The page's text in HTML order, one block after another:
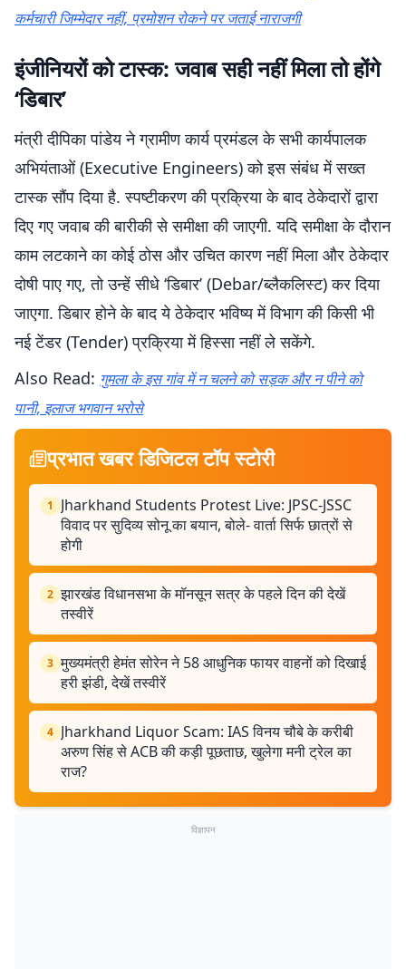
कर्मचारी जिम्मेदार नहीं, प्रमोशन रोकने पर जताई नाराजगी
इंजीनियरों को टास्क: जवाब सही नहीं मिला तो होंगे
‘डिबार’
मंत्री दीपिका पांडेय ने ग्रामीण कार्य प्रमंडल के सभी कार्यपालक
अभियंताओं (Executive Engineers) को इस संबंध में सख्त
टास्क सौंप दिया है. स्पष्टीकरण की प्रक्रिया के बाद ठेकेदारों द्वारा
दिए गए जवाब की बारीकी से समीक्षा की जाएगी. यदि समीक्षा के दौरान
काम लटकाने का कोई ठोस और उचित कारण नहीं मिला और ठेकेदार
दोषी पाए गए, तो उन्हें सीधे ‘डिबार’ (Debar/ब्लैकलिस्ट) कर दिया
जाएगा. डिबार होने के बाद ये ठेकेदार भविष्य में विभाग की किसी भी
नई टेंडर (Tender) प्रक्रिया में हिस्सा नहीं ले सकेंगे.
Also Read: गुमला के इस गांव में न चलने को सड़क और न पीने को
पानी, इलाज भगवान भरोसे
प्रभात खबर डिजिटल टॉप स्टोरी
1
Jharkhand Students Protest Live: JPSC-JSSC
विवाद पर सुदिव्य सोनू का बयान, बोले- वार्ता सिर्फ छात्रों से
होगी
2 झारखंड विधानसभा के मॉनसून सत्र के पहले दिन की देखें
तस्वीरें
3 मुख्यमंत्री हेमंत सोरेन ने 58 आधुनिक फायर वाहनों को दिखाई
हरी झंडी, देखें तस्वीरें
4 Jharkhand Liquor Scam: IAS विनय चौबे के करीबी
अरुण सिंह से ACB की कड़ी पूछताछ, खुलेगा मनी ट्रेल का
राज?
विज्ञापन